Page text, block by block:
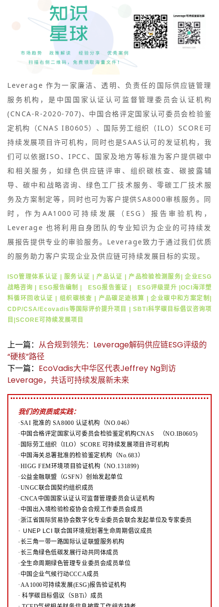
Leverage 作为一家廉洁、透明、负责任的国际供应链管理
服务机构，是中国国家认证认可监督管理委员会认证机构
(CNCA-R-2020-707)、中国合格评定国家认可委员会检验鉴
定机构（CNAS IB0605）、国际劳工组织（ILO）SCORE可
持续发展项目许可机构，同时也是SAAS认可的发证机构，我
们可以依据ISO、IPCC、国家及地方等标准为客户提供碳中
和相关服务，如绿色供应链评审、组织碳核查、碳披露辅
导、碳中和战略咨询、绿色工厂技术服务、零碳工厂技术服
务及方案制定等，同时也可为客户提供SA8000审核服务。同
时，作为AA1000可持续发展（ESG）报告审验机构，
Leverage 也将利用自身团队的专业知识为企业的可持续发
展报告提供专业的审验服务。Leverage致力于通过我们优质
的服务助力客户实现企业及供应链可持续发展目标的实现。
ISO管理体系认证 | 服务认证 | 产品认证 | 产品检验检测服务| 企业ESG
战略咨询 | ESG报告编制 | ESG报告鉴证 | ESG评级提升 |OCI海洋塑
料循环回收认证 | 组织碳核查 | 产品碳足迹核算 | 企业碳中和方案定制|
CDP/CSA/Ecovadis等国际评价提升项目 | SBTi科学碳目标倡议咨询项
目|SCORE可持续发展项目
上一篇： 从合规到领先：Leverage解码供应链ESG评级的
“硬核”路径
下一篇： EcoVadis大中华区代表Jeffrey Ng到访
Leverage，共话可持续发展新未来
我们的资质或实践：
·SAI 批准的 SA8000 认证机构（NO.046）
·中国合格评定国家认可委员会检验鉴定机构CNAS （NO.IB0605)
·国际劳工组织（ILO）SCORE 可持续发展项目许可机构
·中国海关总署批准的检验鉴定机构（No.683）
·HIGG FEM环境项目验证机构（NO.131899)
·公益金融联盟（GSFN）创始发起单位
·UNGC联合国契约组织成员
·CNCA中国国家认证认可监督管理委员会认证机构
·中国出入境检验检疫协会合规工作委员会成员
·浙江省国际贸易协会数字化专业委员会联合发起单位及专家委员
· UNEP LCI 联合国环境规划署生命周期倡议成员
·长三角一带一路国际认证联盟服务机构
·长三角绿色低碳发展行动共同体成员
·全生命周期绿色管理专业委员会成员单位
·中国企业气候行动CCCA成员
·AA1000可持续发展(ESG)报告验证机构
·科学碳目标倡议（SBTi）成员